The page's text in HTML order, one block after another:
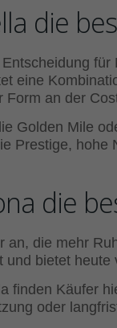
die
eine
Form an der
Golden Mile
Prestige,
die
an, die mehr
und bietet
finden Käufer
oder